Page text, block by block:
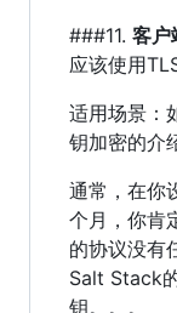
###11. 客户
应该使用
适用场景：
钥加密的介
通常，在你
个月，你肯
的协议没有
Salt Stack
钥。。。